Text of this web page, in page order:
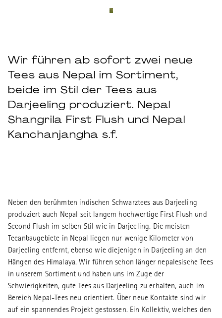
Wir führen ab sofort zwei neue
Tees aus Nepal im Sortiment,
beide im Stil der Tees aus
Darjeeling produziert. Nepal
Shangrila First Flush und Nepal
Kanchanjangha s.f.
Neben den berühmten indischen Schwarztees aus Darjeeling
produziert auch Nepal seit langem hochwertige First Flush und
Second Flush im selben Stil wie in Darjeeling. Die meisten
Teeanbaugebiete in Nepal liegen nur wenige Kilometer von
Darjeeling entfernt, ebenso wie diejenigen in Darjeeling an den
Hängen des Himalaya. Wir führen schon länger nepalesische Tees
in unserem Sortiment und haben uns im Zuge der
Schwierigkeiten, gute Tees aus Darjeeling zu erhalten, auch im
Bereich Nepal-Tees neu orientiert. Über neue Kontakte sind wir
auf ein spannendes Projekt gestossen. Ein Kollektiv, welches den